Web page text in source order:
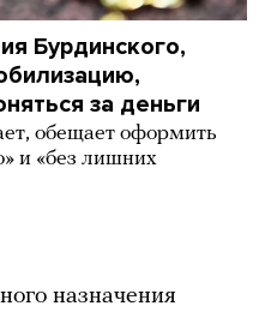
Бурдинского,
за деньги
обещает оформить
и «без лишних
назначения